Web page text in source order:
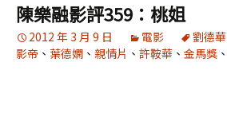
陳樂融影評359：桃姐
2012 年 3 月 9 日 電影 劉德華
影帝 、 葉德嫻 、 親情片 、 許鞍華 、 金馬獎 、